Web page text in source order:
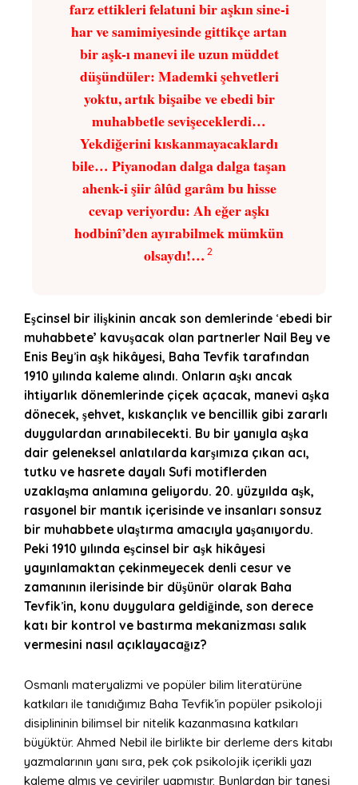
farz ettikleri felatuni bir aşkın sine-i
har ve samimiyesinde gittikçe artan
bir aşk-ı manevi ile uzun müddet
düşündüler: Mademki şehvetleri
yoktu, artık bişaibe ve ebedi bir
muhabbetle sevişeceklerdi…
Yekdiğerini kıskanmayacaklardı
bile… Piyanodan dalga dalga taşan
ahenk-i şiir âlûd garâm bu hisse
cevap veriyordu: Ah eğer aşkı
hodbinî’den ayırabilmek mümkün
olsaydı!… 2
Eşcinsel bir ilişkinin ancak son demlerinde ‘ebedi bir
muhabbete’ kavuşacak olan partnerler Nail Bey ve
Enis Bey’in aşk hikâyesi, Baha Tevfik tarafından
1910 yılında kaleme alındı. Onların aşkı ancak
ihtiyarlık dönemlerinde çiçek açacak, manevi aşka
dönecek, şehvet, kıskançlık ve bencillik gibi zararlı
duygulardan arınabilecekti. Bu bir yanıyla aşka
dair geleneksel anlatılarda karşımıza çıkan acı,
tutku ve hasrete dayalı Sufi motiflerden
uzaklaşma anlamına geliyordu. 20. yüzyılda aşk,
rasyonel bir mantık içerisinde ve insanları sonsuz
bir muhabbete ulaştırma amacıyla yaşanıyordu.
Peki 1910 yılında eşcinsel bir aşk hikâyesi
yayınlamaktan çekinmeyecek denli cesur ve
zamanının ilerisinde bir düşünür olarak Baha
Tevfik’in, konu duygulara geldiğinde, son derece
katı bir kontrol ve bastırma mekanizması salık
vermesini nasıl açıklayacağız?
Osmanlı materyalizmi ve popüler bilim literatürüne
katkıları ile tanıdığımız Baha Tevfik’in popüler psikoloji
disiplininin bilimsel bir nitelik kazanmasına katkıları
büyüktür. Ahmed Nebil ile birlikte bir derleme ders kitabı
yazmalarının yanı sıra, pek çok psikolojik içerikli yazı
kaleme almış ve çeviriler yapmıştır. Bunlardan bir tanesi